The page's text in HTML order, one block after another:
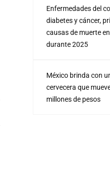
Enfermedades del
diabetes y cáncer,
causas de muerte
durante 2025
México brinda con
cervecera que
millones de pesos